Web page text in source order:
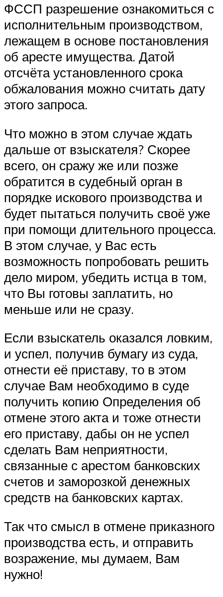
ФССП разрешение ознакомиться с
исполнительным производством,
лежащем в основе постановления
об аресте имущества. Датой
отсчёта установленного срока
обжалования можно считать дату
этого запроса.
Что можно в этом случае ждать
дальше от взыскателя? Скорее
всего, он сражу же или позже
обратится в судебный орган в
порядке искового производства и
будет пытаться получить своё уже
при помощи длительного процесса.
В этом случае, у Вас есть
возможность попробовать решить
дело миром, убедить истца в том,
что Вы готовы заплатить, но
меньше или не сразу.
Если взыскатель оказался ловким,
и успел, получив бумагу из суда,
отнести её приставу, то в этом
случае Вам необходимо в суде
получить копию Определения об
отмене этого акта и тоже отнести
его приставу, дабы он не успел
сделать Вам неприятности,
связанные с арестом банковских
счетов и заморозкой денежных
средств на банковских картах.
Так что смысл в отмене приказного
производства есть, и отправить
возражение, мы думаем, Вам
нужно!